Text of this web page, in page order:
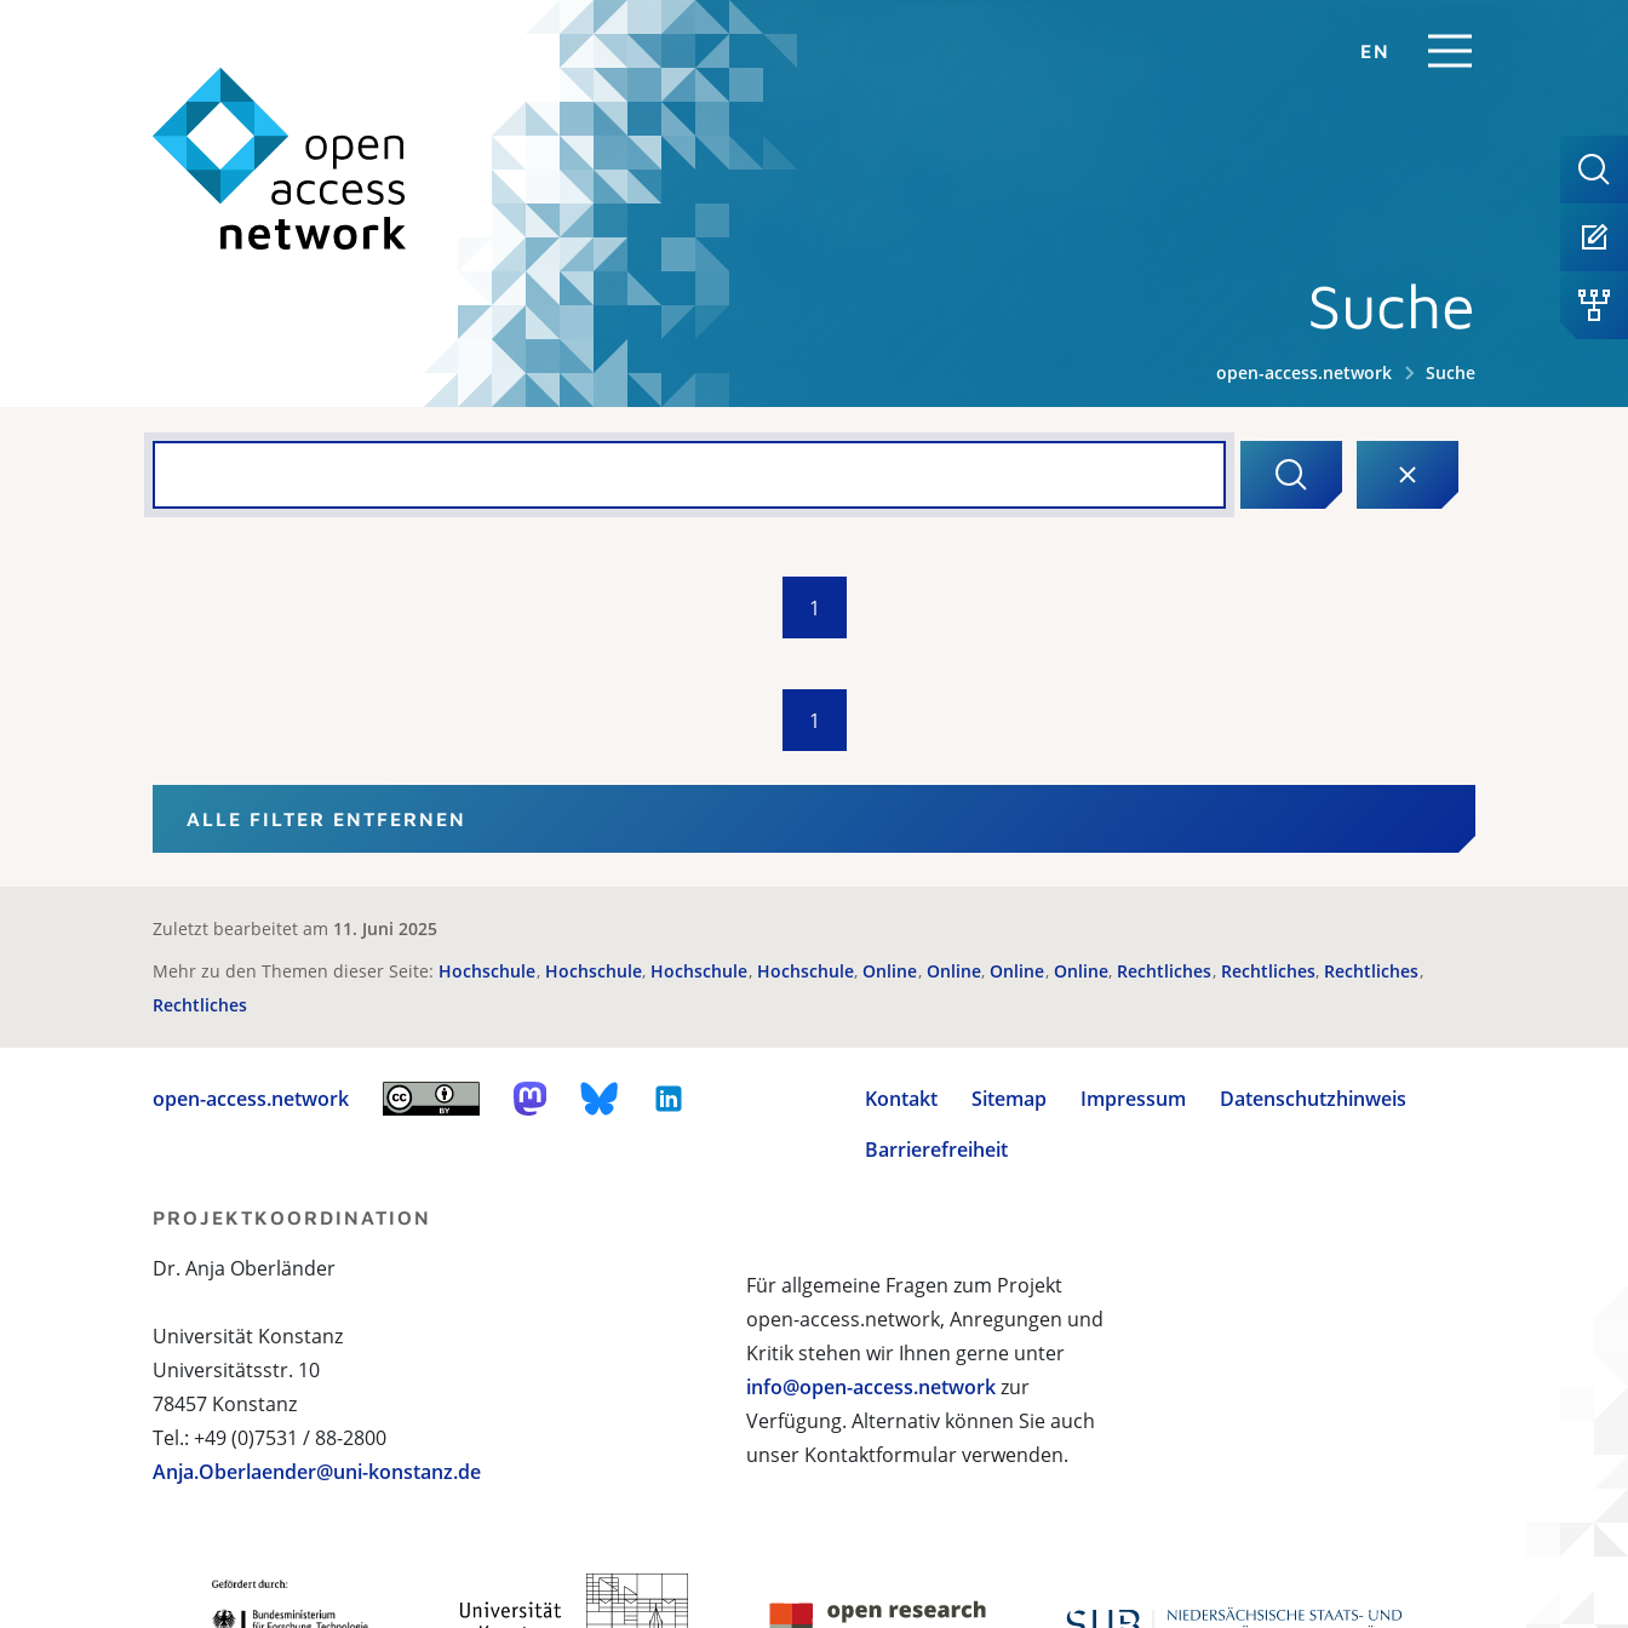
EN
Suche
open-access.network Suche
1
1
ALLE FILTER ENTFERNEN
Zuletzt bearbeitet am 11. Juni 2025
Mehr zu den Themen dieser Seite: Hochschule Hochschule Hochschule Hochschule Online Online Online Online Rechtliches Rechtliches Rechtliches
Rechtliches
open-access.network Kontakt Sitemap Impressum
Datenschutzhinweis
Barrierefreiheit
Für allgemeine Fragen zum Projekt
open-access.network, Anregungen und
Kritik stehen wir Ihnen gerne unter
info@open-access.networkzur
Verfügung. Alternativ können Sie auch
unser Kontaktformular verwenden.
PROJEKTKOORDINATION
Dr. Anja Oberländer
Universität Konstanz
Universitätsstr. 10
78457 Konstanz
Tel.: +49 (0)7531 / 88-2800
Anja.Oberlaender@uni-konstanz.de